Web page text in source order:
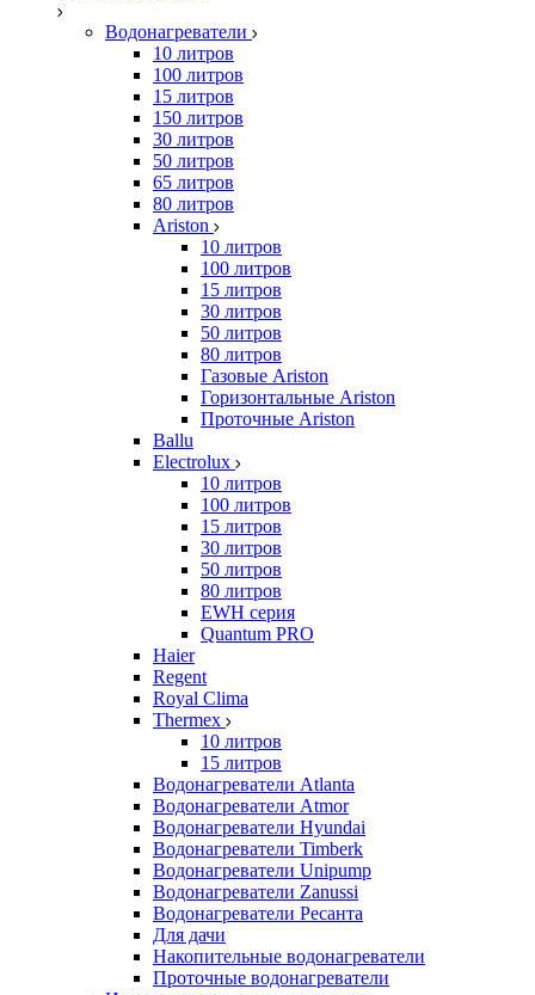
Водонагреватели
10 литров
100 литров
15 литров
150 литров
30 литров
50 литров
65 литров
80 литров
Ariston
10 литров
100 литров
15 литров
30 литров
50 литров
80 литров
Газовые Ariston
Горизонтальные Ariston
Проточные Ariston
Ballu
Electrolux
10 литров
100 литров
15 литров
30 литров
50 литров
80 литров
EWH серия
Quantum PRO
Haier
Regent
Royal Clima
Thermex
10 литров
15 литров
Водонагреватели Atlanta
Водонагреватели Atmor
Водонагреватели Hyundai
Водонагреватели Timberk
Водонагреватели Unipump
Водонагреватели Zanussi
Водонагреватели Ресанта
Для дачи
Накопительные водонагреватели
Проточные водонагреватели